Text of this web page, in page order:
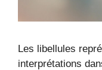
Les libellules
interprétations